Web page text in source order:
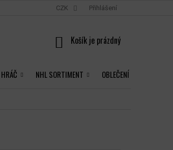
CZK Přihlášení
NÁKUPNÍ
HRÁČ NHL SORTIMENT OBLEČENÍ